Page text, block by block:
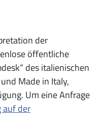
der
öffentliche
des italienischen
Made in Italy,
Um eine Anfrage
auf der